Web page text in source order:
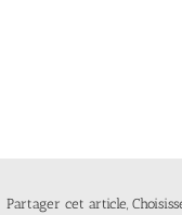
Partager cet article,